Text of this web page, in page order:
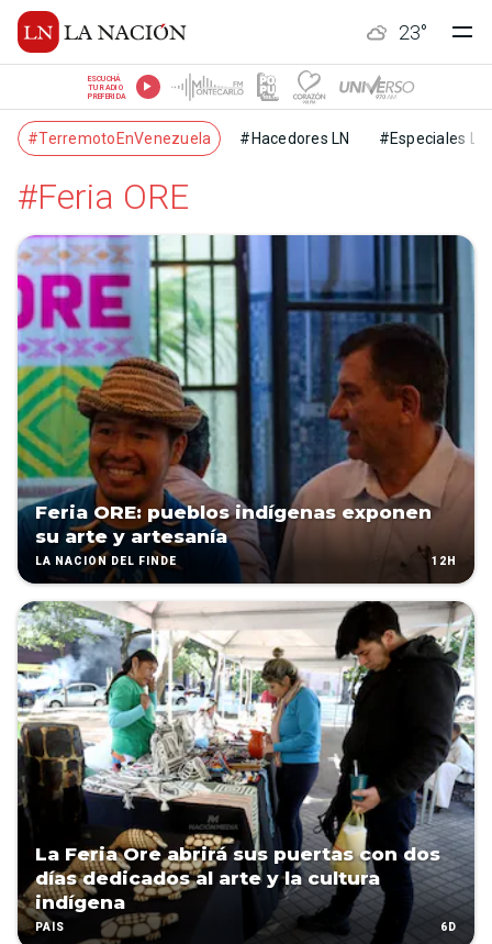
23°
ESCUCHÁ
TU RADIO
PREFERIDA
#TerremotoEnVenezuela #Hacedores LN #Especiales LN
#Feria ORE
Feria ORE: pueblos indígenas exponen
su arte y artesanía
LA NACIÓN DEL FINDE 12H
La Feria Ore abrirá sus puertas con dos
días dedicados al arte y la cultura
indígena
PAÍS 6D